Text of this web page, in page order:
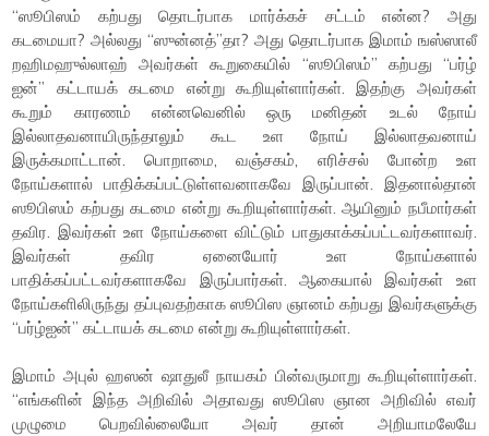
“ஸூபிஸம் கற்பது தொடர்பாக மார்க்கச் சட்டம் என்ன? அது
கடமையா? அல்லது “ஸுன்னத்”தா? அது தொடர்பாக இமாம் ஙஸ்ஸாலீ
றஹிமஹுல்லாஹ் அவர்கள் கூறுகையில் “ஸூபிஸம்” கற்பது “பர்ழ்
ஐன்” கட்டாயக் கடமை என்று கூறியுள்ளார்கள். இதற்கு அவர்கள்
கூறும் காரணம் என்னவெனில் ஒரு மனிதன் உடல் நோய்
இல்லாதவனாயிருந்தாலும் கூட உள நோய் இல்லாதவனாய்
இருக்கமாட்டான். பொறாமை, வஞ்சகம், எரிச்சல் போன்ற உள
நோய்களால் பாதிக்கப்பட்டுள்ளவனாகவே இருப்பான். இதனால்தான்
ஸூபிஸம் கற்பது கடமை என்று கூறியுள்ளார்கள். ஆயினும் நபீமார்கள்
தவிர. இவர்கள் உள நோய்களை விட்டும் பாதுகாக்கப்பட்டவர்களாவர்.
இவர்கள் தவிர ஏனையோர் உள நோய்களால்
பாதிக்கப்பட்டவர்களாகவே இருப்பார்கள். ஆகையால் இவர்கள் உள
நோய்களிலிருந்து தப்புவதற்காக ஸூபிஸ ஞானம் கற்பது இவர்களுக்கு
“பர்ழ்ஐன்” கட்டாயக் கடமை என்று கூறியுள்ளார்கள்.
இமாம் அபுல் ஹஸன் ஷாதுலீ நாயகம் பின்வருமாறு கூறியுள்ளார்கள்.
“எங்களின் இந்த அறிவில் அதாவது ஸூபிஸ ஞான அறிவில் எவர்
முழுமை பெறவில்லையோ அவர் தான் அறியாமலேயே